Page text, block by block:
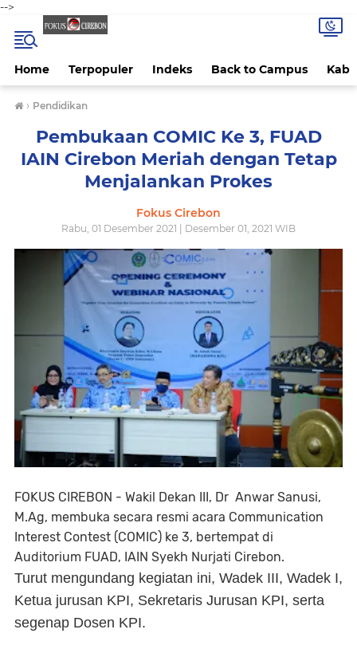
-->
Home Terpopuler Indeks Back to Campus Kab
› Pendidikan
Pembukaan COMIC Ke 3, FUAD
IAIN Cirebon Meriah dengan Tetap
Menjalankan Prokes
Fokus Cirebon
Rabu, 01 Desember 2021 | Desember 01, 2021 WIB
FOKUS CIREBON - Wakil Dekan III, Dr Anwar Sanusi,
M.Ag, membuka secara resmi acara Communication
Interest Contest (COMIC) ke 3, bertempat di
Auditorium FUAD, IAIN Syekh Nurjati Cirebon.
Turut mengundang kegiatan ini, Wadek III, Wadek I,
Ketua jurusan KPI, Sekretaris Jurusan KPI, serta
segenap Dosen KPI.